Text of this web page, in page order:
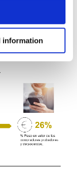
information
en el